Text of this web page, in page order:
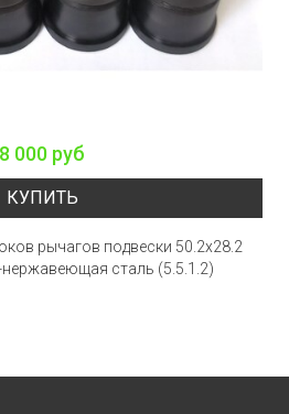
8 000 руб
КУПИТЬ
рычагов подвески 50.2x28.2
сталь (5.5.1.2)